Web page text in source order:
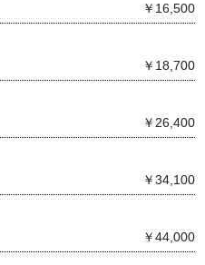
￥16,500
￥18,700
￥26,400
￥34,100
￥44,000